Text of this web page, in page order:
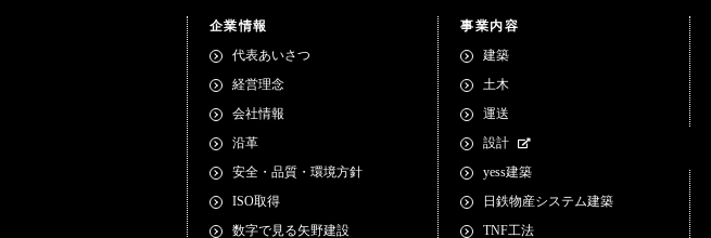
企業情報
代表あいさつ
経営理念
会社情報
沿革
安全・品質・環境方針
ISO取得
数字で見る矢野建設
事業内容
建築
土木
運送
設計
yess建築
日鉄物産システム建築
TNF工法